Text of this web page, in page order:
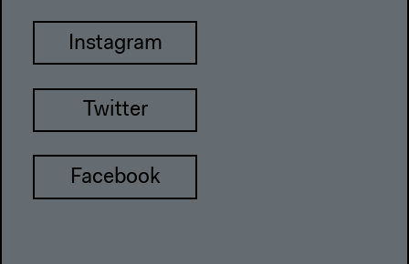
Instagram
Twitter
Facebook